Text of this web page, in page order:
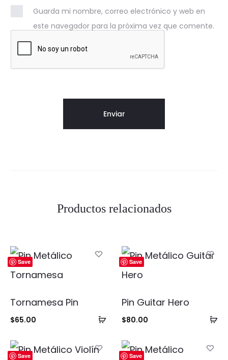
Guarda mi nombre, correo electrónico y web en
este navegador para la próxima vez que comente.
Productos relacionados
Save
Añadir
carrito
Tornamesa Pin
$65.00
Save
Pin Guitar Hero
$80.00
Save Save